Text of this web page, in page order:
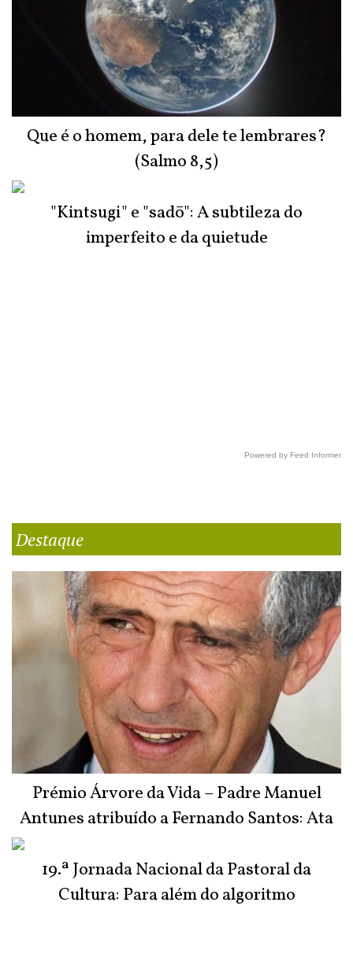
Que é o homem, para dele te lembrares?
(Salmo 8,5)
"Kintsugi" e "sadō": A subtileza do
imperfeito e da quietude
Powered by Feed Informer
Destaque
Prémio Árvore da Vida – Padre Manuel
Antunes atribuído a Fernando Santos: Ata
19.ª Jornada Nacional da Pastoral da
Cultura: Para além do algoritmo